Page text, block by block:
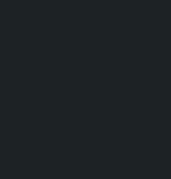
ग्राहकहरुलाई स्तरीय
कार्यहरुमा पनि